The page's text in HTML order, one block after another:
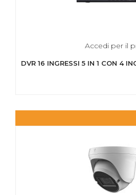
Accedi per il
DVR 16 INGRESSI 5 IN 1 CON 4